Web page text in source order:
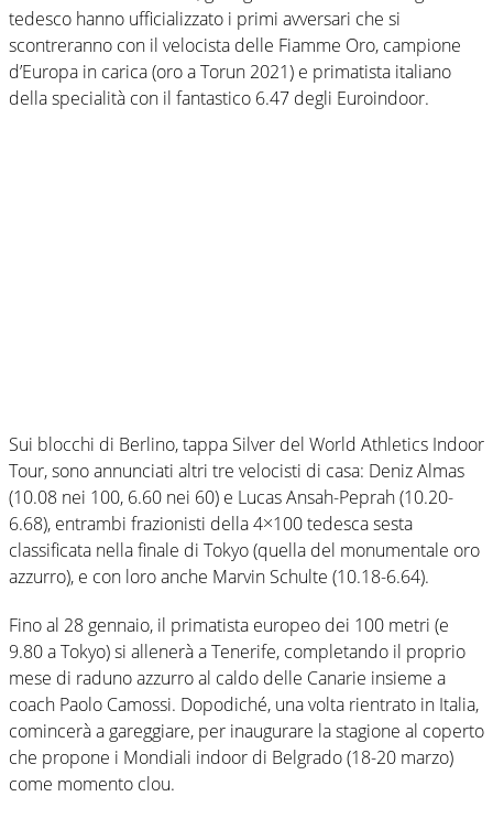
tedesco hanno ufficializzato i primi avversari che si
scontreranno con il velocista delle Fiamme Oro, campione
d’Europa in carica (oro a Torun 2021) e primatista italiano
della specialità con il fantastico 6.47 degli Euroindoor.
Sui blocchi di Berlino, tappa Silver del World Athletics Indoor
Tour, sono annunciati altri tre velocisti di casa: Deniz Almas
(10.08 nei 100, 6.60 nei 60) e Lucas Ansah-Peprah (10.20-
6.68), entrambi frazionisti della 4×100 tedesca sesta
classificata nella finale di Tokyo (quella del monumentale oro
azzurro), e con loro anche Marvin Schulte (10.18-6.64).
Fino al 28 gennaio, il primatista europeo dei 100 metri (e
9.80 a Tokyo) si allenerà a Tenerife, completando il proprio
mese di raduno azzurro al caldo delle Canarie insieme a
coach Paolo Camossi. Dopodiché, una volta rientrato in Italia,
comincerà a gareggiare, per inaugurare la stagione al coperto
che propone i Mondiali indoor di Belgrado (18-20 marzo)
come momento clou.